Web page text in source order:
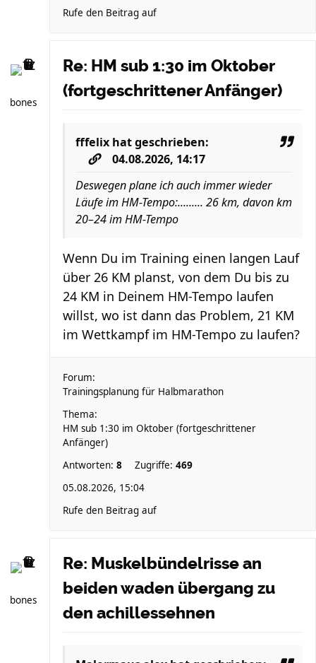
Rufe den Beitrag auf
bones
Re: HM sub 1:30 im Oktober
(fortgeschrittener Anfänger)
fffelix hat geschrieben:
04.08.2026, 14:17
Deswegen plane ich auch immer wieder
Läufe im HM-Tempo:......... 26 km, davon km
20–24 im HM-Tempo
Wenn Du im Training einen langen Lauf
über 26 KM planst, von dem Du bis zu
24 KM in Deinem HM-Tempo laufen
willst, wo ist dann das Problem, 21 KM
im Wettkampf im HM-Tempo zu laufen?
Forum:
Trainingsplanung für Halbmarathon
Thema:
HM sub 1:30 im Oktober (fortgeschrittener
Anfänger)
Antworten: 8 Zugriffe: 469
05.08.2026, 15:04
Rufe den Beitrag auf
bones
Re: Muskelbündelrisse an
beiden waden übergang zu
den achillessehnen